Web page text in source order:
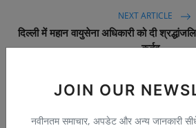
JOIN OUR
नवीनतम समाचार, अपडेट और अन्य जानकारी
NEXT ARTICLE
दिल्ली में महान वायुसेना अधिकारी को दी
कर्तव...